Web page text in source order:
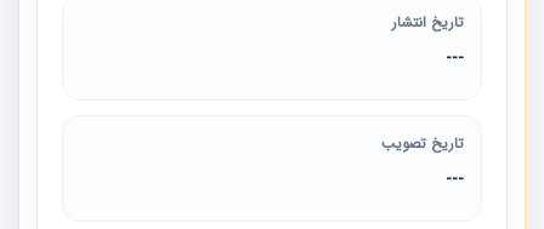
تاریخ انتشار
---
تاریخ تصویب
---